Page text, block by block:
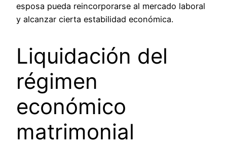
esposa pueda reincorporarse al mercado laboral
y alcanzar cierta estabilidad económica.
Liquidación del
régimen
económico
matrimonial